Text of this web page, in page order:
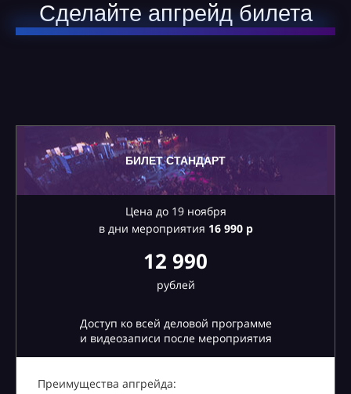
Сделайте апгрейд билета
БИЛЕТ СТАНДАРТ
Цена до 19 ноября
в дни мероприятия 16990 р
12 990
рублей
Доступ ко всей деловой программе
и видеозаписи после мероприятия
Преимущества апгрейда: